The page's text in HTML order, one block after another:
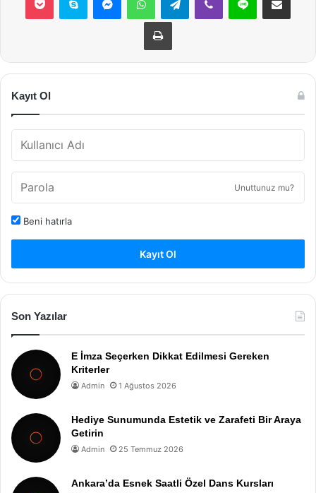
Yazdır
Kayıt Ol
Unuttunuz mu?
Beni hatırla
Kayıt Ol
Son Yazılar
E İmza Seçerken Dikkat Edilmesi Gereken
Kriterler
Admin 1 Ağustos 2026
Hediye Sunumunda Estetik ve Zarafeti Bir Araya
Getirin
Admin 25 Temmuz 2026
Ankara’da Esnek Saatli Özel Dans Kursları